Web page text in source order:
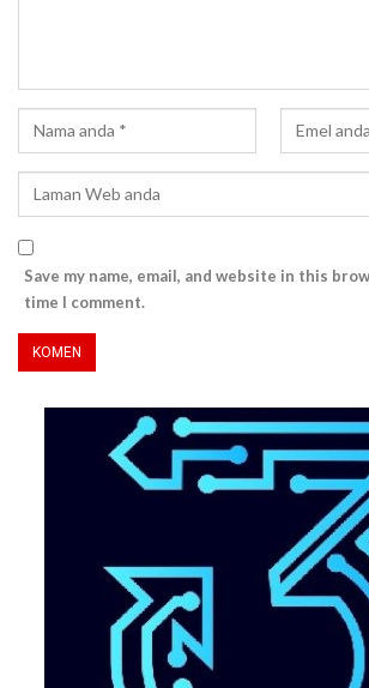
Save my name, email, and website in this
time I comment.